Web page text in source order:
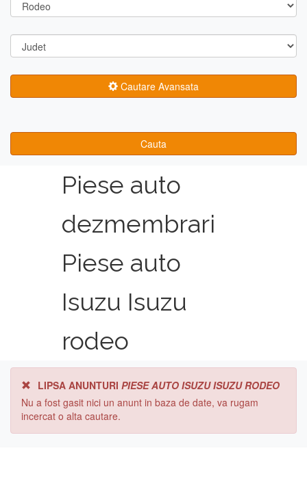
Cautare Avansata
Cauta
Piese auto
dezmembrari
Piese auto
Isuzu Isuzu
rodeo
LIPSA ANUNTURI PIESE AUTO ISUZU ISUZU RODEO
Nu a fost gasit nici un anunt in baza de date, va rugam
incercat o alta cautare.